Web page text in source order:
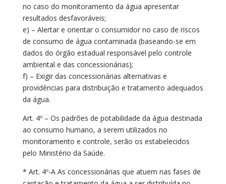
no caso do monitoramento da água apresentar
resultados desfavoráveis;
e) – Alertar e orientar o consumidor no caso de riscos
de consumo de água contaminada (baseando-se em
dados do órgão estadual responsável pelo controle
ambiental e das concessionárias);
f) – Exigir das concessionárias alternativas e
providências para distribuição e tratamento adequados
da água.
Art. 4º – Os padrões de potabilidade da água destinada
ao consumo humano, a serem utilizados no
monitoramento e controle, serão os estabelecidos
pelo Ministério da Saúde.
* Art. 4º-A As concessionárias que atuem nas fases de